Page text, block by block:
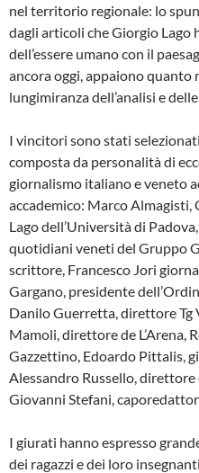
nel territorio regionale: lo
dagli articoli che Giorgio Lago
dell’essere umano con il
ancora oggi, appaiono quanto
lungimiranza dell’analisi e
I vincitori sono stati
composta da personalità di
giornalismo italiano e veneto
accademico: Marco
Lago dell’Università di
quotidiani veneti del Gruppo
scrittore, Francesco Jori
Gargano, presidente
Danilo Guerretta, direttore Tg
Mamoli, direttore de L’Arena,
Gazzettino, Edoardo Pittalis,
Alessandro Russello,
Giovanni Stefani,
I giurati hanno espresso
dei ragazzi e dei loro